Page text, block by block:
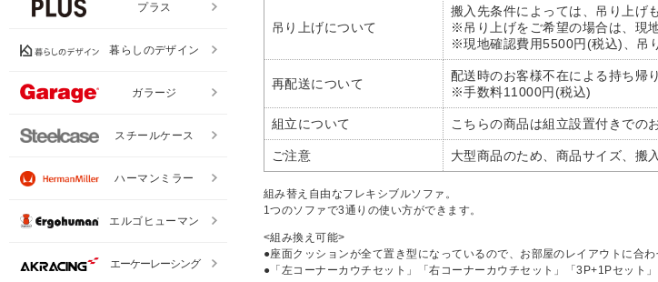
吊り上げについて
搬入先条件によっては、吊り上げ
※吊り上げをご希望の場合は、現
※現地確認費用5500円(税込)、吊
再配送について
配送時のお客様不在による持ち帰
※手数料11000円(税込)
組立について こちらの商品は組立設置付きでの
ご注意 大型商品のため、商品サイズ、搬
組み替え自由なフレキシブルソファ。
1つのソファで3通りの使い方ができます。
<組み換え可能>
●座面クッションが全て置き型になっているので、お部屋のレイアウトに合
●「左コーナーカウチセット」「右コーナーカウチセット」「3P+1Pセット
プラス
暮らしのデザイン
ガラージ
スチールケース
ハーマンミラー
エルゴヒューマン
エーケーレーシング